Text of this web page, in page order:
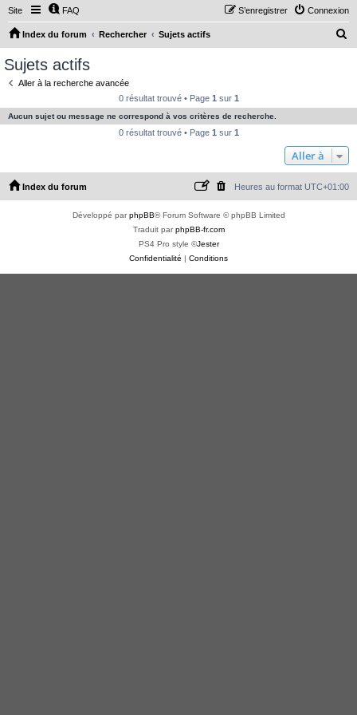
Site FAQ Connexion
S’enregistrer
Index du forum Rechercher Sujets actifs
e
c
e
Sujets actifs
Aller à la recherche avancée
0 résultat trouvé • Page 1 sur 1
Aucun sujet ou message ne correspond à vos critères de recherche.
0 résultat trouvé • Page 1 sur 1
Aller à
Index du forum Heures au format UTC+01:00
Développé parphpBB® Forum Software © phpBB Limited
Traduit parphpBB-fr.com
PS4 Pro style ©Jester
Confidentialité | Conditions